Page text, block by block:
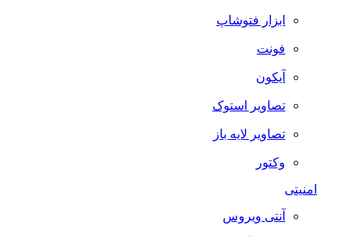
ابزار فتوشاپ
فونت
آیکون
تصاویر استوک
تصاویر لایه باز
وکتور
امنیتی
آنتی ویروس